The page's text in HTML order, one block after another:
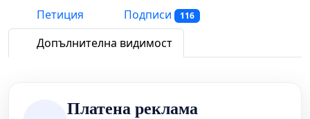
Петиция
Подписи 116
Допълнителна видимост
Платена реклама